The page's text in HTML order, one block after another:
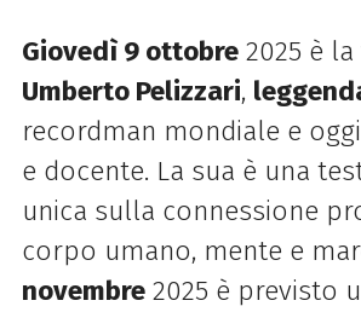
Giovedì 9 ottobre2025 è
Umberto Pelizzari,
recordman mondiale e
e docente. La sua è una
unica sulla connessione
corpo umano, mente e
novembre2025 è previsto